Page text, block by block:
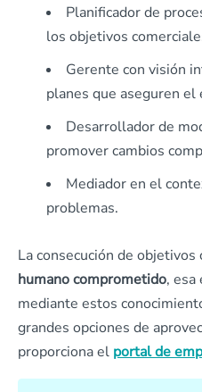
Planificador de
los objetivos
Gerente con visión
planes que aseguren
Desarrollador de
promover cambios
Mediador en el
problemas.
La consecución de objetivos
humano comprometido, esa
mediante estos
grandes opciones de
proporciona el portal de